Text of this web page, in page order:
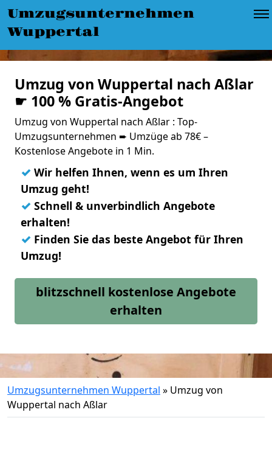
Umzugsunternehmen
Wuppertal
Umzug von Wuppertal nach Aßlar
☛ 100 % Gratis-Angebot
Umzug von Wuppertal nach Aßlar : Top-
Umzugsunternehmen ➨ Umzüge ab 78€ –
Kostenlose Angebote in 1 Min.
✓ Wir helfen Ihnen, wenn es um Ihren
Umzug geht!
✓ Schnell & unverbindlich Angebote
erhalten!
✓ Finden Sie das beste Angebot für Ihren
Umzug!
blitzschnell kostenlose Angebote
erhalten
Umzugsunternehmen Wuppertal » Umzug von
Wuppertal nach Aßlar